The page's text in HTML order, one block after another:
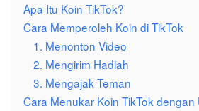
Apa Itu Koin TikTok?
Cara Memperoleh Koin di TikTok
1. Menonton Video
2. Mengirim Hadiah
3. Mengajak Teman
Cara Menukar Koin TikTok dengan